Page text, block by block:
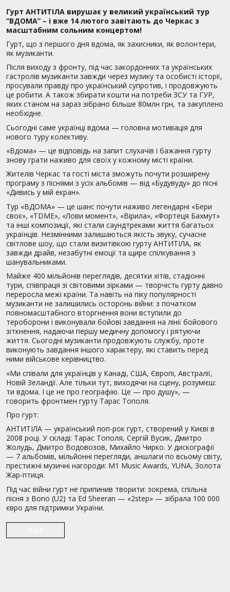
Гурт АНТИТІЛА вирушає у великий український тур
“ВДОМА” – і вже 14 лютого завітають до Черкас з
масштабним сольним концертом!
Гурт, що з першого дня вдома, як захисники, як волонтери,
як музиканти.
Після виходу з фронту, під час закордонних та українських
гастролів музиканти завжди через музику та особисті історії,
просували правду про український супротив, і продовжують
це робити. А також збирати кошти на потреби ЗСУ та ГУР,
яких станом на зараз зібрано більше 80млн грн, та закуплено
необхідне.
Сьогодні саме українці вдома — головна мотивація для
нового туру колективу.
«Вдома» — це відповідь на запит слухачів і бажання гурту
знову грати наживо для своїх у кожному місті країни.
Жителів Черкас та гості міста зможуть почути розширену
програму з піснями з усіх альбомів — від «Будувуду» до пісні
«Дивись у мій екран».
Тур «ВДОМА» — це шанс почути наживо легендарні «Бери
своє», «TDME», «Лови момент», «Вірила», «Фортеця Бахмут»
та інші композиції, які стали саундтреками життя багатьох
українців. Незмінними залишаються якість звуку, сучасне
світлове шоу, що стали визитівкою гурту АНТИТІЛА, як
завжди драйв, незабутні емоції та щире спілкування з
шанувальниками.
Майже 400 мільйонів переглядів, десятки хітів, стадіонні
тури, співпраця зі світовими зірками — творчість гурту давно
переросла межі країни. Та навіть на піку популярності
музиканти не залишились осторонь війни: з початком
повномасштабного вторгнення вони вступили до
тероборони і виконували бойові завдання на лінії бойового
зіткнення, надаючи першу медичну допомогу і рятуючи
життя. Сьогодні музиканти продовжують службу, проте
виконують завдання іншого характеру, які ставить перед
ними військове керівництво.
«Ми співали для українців у Канаді, США, Європі, Австралії,
Новій Зеландії. Але тільки тут, виходячи на сцену, розумієш:
ти вдома. І це не про географію. Це — про душу», —
говорить фронтмен гурту Тарас Тополя.
Про гурт:
АНТИТІЛА — український поп-рок гурт, створений у Києві в
2008 році. У складі: Тарас Тополя, Сергій Вусик, Дмитро
Жолудь, Дмитро Водовозов, Михайло Чирко. У дискографії
— 7 альбомів, мільйонні перегляди, аншлаги по всьому світу,
престижні музичні нагороди: M1 Music Awards, YUNA, Золота
Жар-птиця.
Під час війни гурт не припинив творити: зокрема, спільна
пісня з Bono (U2) та Ed Sheeran — «2step» — зібрала 100 000
євро для підтримки України.